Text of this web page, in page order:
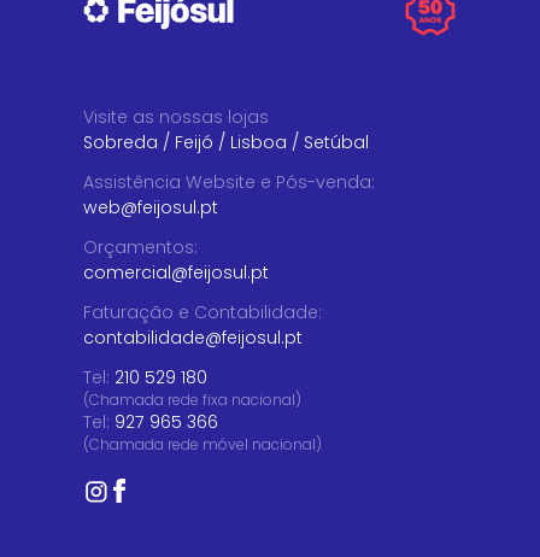
Visite as nossas lojas
Sobreda / Feijó / Lisboa / Setúbal
Assistência Website e Pós-venda:
web@feijosul.pt
Orçamentos:
comercial@feijosul.pt
Faturação e Contabilidade:
contabilidade@feijosul.pt
Tel: 210 529 180
(Chamada rede fixa nacional)
Tel: 927 965 366
(Chamada rede móvel nacional)